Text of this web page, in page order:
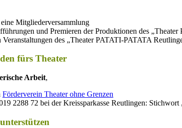
Mitgliederversammlung
und Pre­mie­ren der Pro­duk­tio­nen des
des „Thea­ter PATATI-PATATA
fürs Theater
Arbeit,
Förderverein Theater ohne Grenzen
2288 72 bei der Kreissparkasse Reutlingen: